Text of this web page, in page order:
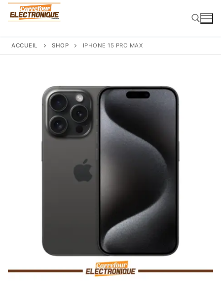
Aller
au
ACCUEIL SHOP IPHONE 15 PRO MAX